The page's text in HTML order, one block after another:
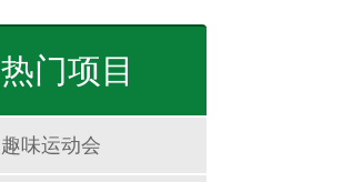
热门项目
趣味运动会